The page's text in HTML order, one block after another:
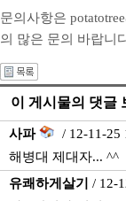
문의사항은
의 많은 문의 바랍니
이 게시물의 댓글
사파
/ 12-11-25
해병대 제대자... ^^
유쾌하게살기
/ 12-